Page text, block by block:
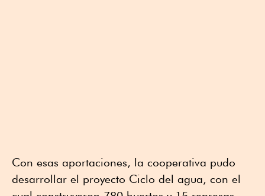
Con esas aportaciones, la cooperativa pudo
desarrollar el proyecto Ciclo del agua, con el